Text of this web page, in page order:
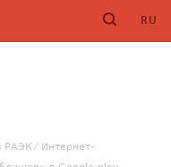
RU
РАЭК
Интернет-